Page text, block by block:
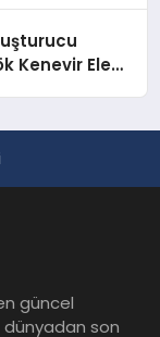
Kenevir Ele
güncel
dünyadan son